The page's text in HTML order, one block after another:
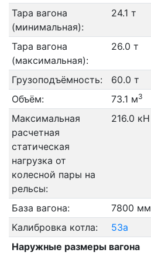
Тара вагона
(минимальная):
24.1 т
Тара вагона
(максимальная):
26.0 т
Грузоподъёмность:
60.0 т
Объём:
73.1 м3
Максимальная
расчетная
статическая
нагрузка от
колесной пары на
рельсы:
216.0 кН
База вагона:
7800 мм
Калибровка котла:
53а
Наружные размеры вагона